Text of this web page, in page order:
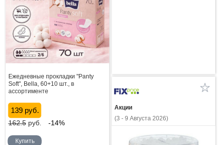
Ежедневные прокладки "Panty
Soft", Bella, 60+10 шт., в
ассортименте
139 руб.
162.5руб. -14%
Купить
Акции
(3 - 9 Августа 2026)